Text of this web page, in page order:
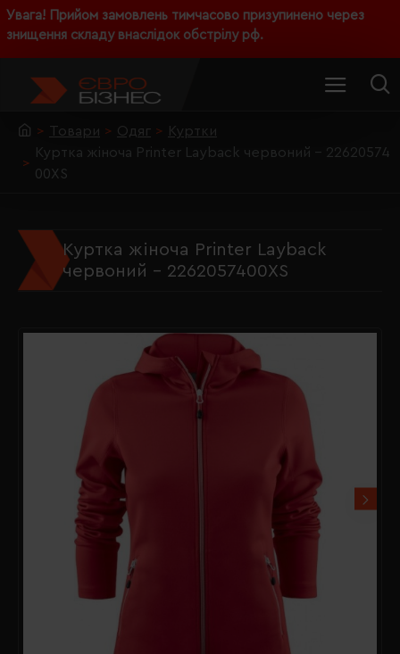
Увага! Прийом замовлень тимчасово призупинено через
знищення складу внаслідок обстрілу рф.
Товари Одяг
Куртки
Куртка жіноча Printer Layback червоний - 22620574
00XS
Куртка жіноча Printer Layback
червоний - 2262057400XS